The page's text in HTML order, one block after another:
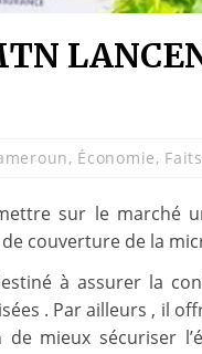
, Économie,
sur le marché
couverture de la
à assurer la
. Par ailleurs , il
mieux sécuriser